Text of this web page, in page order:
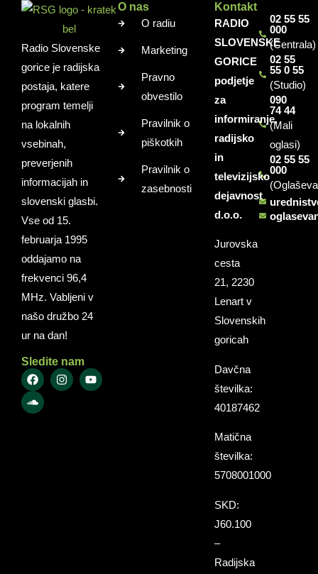
Radio Slovenske
gorice je radijska
postaja, katere
program temelji
na lokalnih
vsebinah,
preverjenih
informacijah in
slovenski glasbi.
Vse od 15.
februarja 1995
oddajamo na
frekvenci 96,4
MHz. Vabljeni v
našo družbo 24
ur na dan!
Sledite nam
O nas
O radiu
Marketing
Pravno
obvestilo
Pravilnik o
piškotkih
Pravilnik o
zasebnosti
Kontakt
RADIO
SLOVENSKE
GORICE
podjetje
za
informiranje,
radijsko
in
televizijsko
dejavnost
d.o.o.
Jurovska
cesta
21, 2230
Lenart v
Slovenskih
goricah
Davčna
številka:
40187462
Matična
številka:
5708001000
SKD:
J60.100
–
Radijska
02 55 55
000
(Centrala)
02 55
55 0 55
(Studio)
090
74 44
(Mali
oglasi)
02 55 55
000